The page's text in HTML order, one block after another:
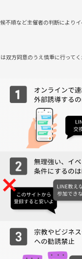
い。また、つなげーと
不順など主催者の判断により
双方同意のうえ慎重に行って